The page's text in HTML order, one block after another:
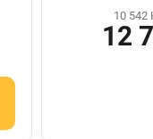
10 542
12